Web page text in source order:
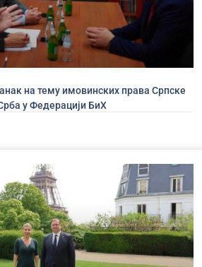
на тему имовинских права Српске
у Федерацији БиХ